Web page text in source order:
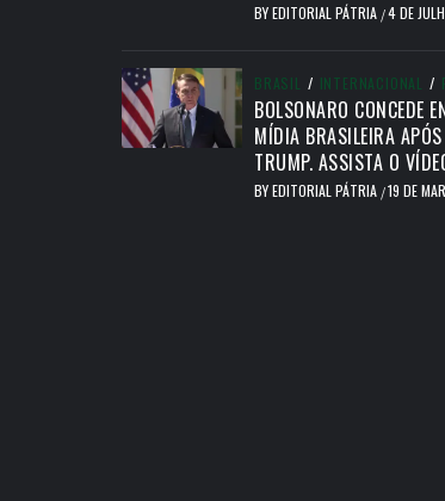
BYEDITORIAL PÁTRIA /4 DE
BRASIL / INTERNACIONAL /
BOLSONARO CONCEDE
MÍDIA BRASILEIRA
TRUMP. ASSISTA O
BYEDITORIAL PÁTRIA /19 DE